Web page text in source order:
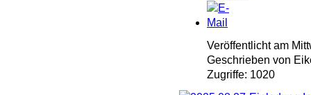
Veröffentlicht am
Geschrieben von
Zugriffe: 1020